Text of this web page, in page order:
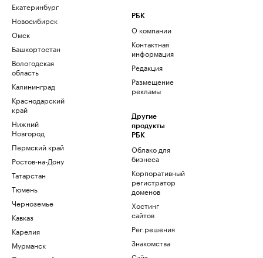
Екатеринбург
Новосибирск
Омск
Башкортостан
Вологодская
область
Калининград
Краснодарский
край
Нижний
Новгород
Пермский край
Ростов-на-Дону
Татарстан
Тюмень
Черноземье
Кавказ
Карелия
Мурманск
РБК
О компании
Контактная
информация
Редакция
Размещение
рекламы
Другие
продукты
РБК
Облако для
бизнеса
Корпоративный
регистратор
доменов
Хостинг
сайтов
Рег.решения
Знакомства